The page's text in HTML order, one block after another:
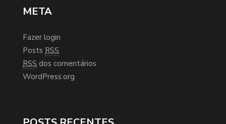
META
Fazer login
Posts RSS
RSS dos comentários
WordPress.org